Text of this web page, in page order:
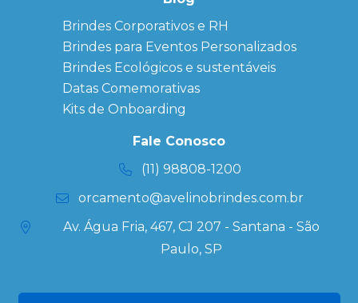
Brindes
Corporativos
Copos Térmicos
Personalizados
Datas Especiais
Ecobag
Personalizada
Kits
Brindes Corporativos e RH
Brindes para Eventos Personalizados
Brindes Ecológicos e sustentáveis
Datas Comemorativas
Kits de Onboarding
Fale Conosco
(11) 98808-1200
orcamento@avelinobrindes.com.br
Av. Água Fria, 467, CJ 207 - Santana - São
Paulo, SP